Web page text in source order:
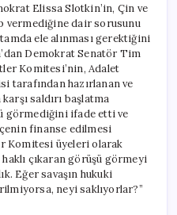
Elissa Slotkin’in, Çin ve
vermediğine dair sorusunu
ele alınması gerektiğini
Demokrat Senatör Tim
Komitesi’nin, Adalet
tarafından hazırlanan ve
saldırı başlatma
görmediğini ifade etti ve
finanse edilmesi
Komitesi üyeleri olarak
haklı çıkaran görüşü görmeyi
Eğer savaşın hukuki
neyi saklıyorlar?”